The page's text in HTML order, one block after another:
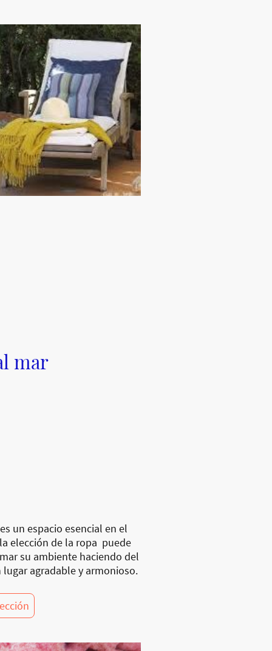
mar
un espacio esencial en el
elección de la ropa puede
su ambiente haciendo del
agradable y armonioso.